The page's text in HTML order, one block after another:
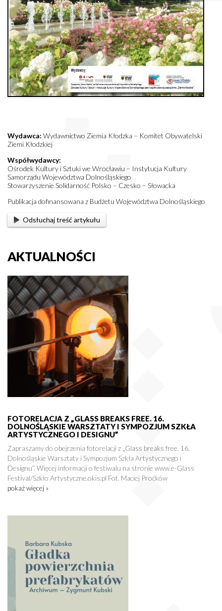
Wydawca: Wydawnictwo Ziemia Kłodzka – Komitet Obywatelski
Ziemi Kłodzkiej
Współwydawcy:
Ośrodek Kultury i Sztuki we Wrocławiu – Instytucja Kultury
Samorządu Województwa Dolnośląskiego
Stowarzyszenie Solidarność Polsko – Czesko – Słowacka
Publikacja dofinansowana z Budżetu Województwa Dolnośląskiego
Odsłuchaj treść artykułu
AKTUALNOŚCI
FOTORELACJA Z „GLASS BREAKS FREE. 16.
DOLNOŚLĄSKIE WARSZTATY I SYMPOZJUM SZKŁA
ARTYSTYCZNEGO I DESIGNU”
Zapraszamy do obejrzenia fotorelacji z „Glass breaks free. 16.
Dolnośląskie Warsztaty i Sympozjum Szkła Artystycznego i
Designu”. Więcej informacji o festiwalu na stronie www.e-Glass
Festival/Szkło Artystyczne.okis.pl Fot. Maciej Proćków
pokaż więcej »